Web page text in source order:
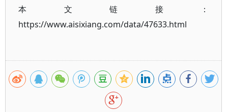
本文链接：
https://www.aisixiang.com/data/47633.html